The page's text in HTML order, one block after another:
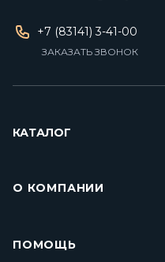
+7 (83141) 3-41-00
ЗАКАЗАТЬ ЗВОНОК
КАТАЛОГ
О КОМПАНИИ
ПОМОЩЬ